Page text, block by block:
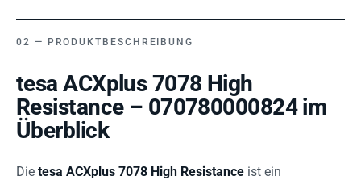
PRODUKTBESCHREIBUNG
tesa ACXplus 7078 High
Resistance – 070780000824 im
Überblick
Die tesa ACXplus 7078 High Resistance ist ein